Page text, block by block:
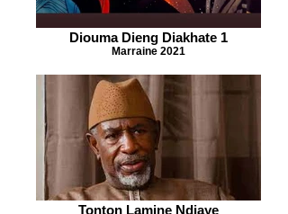
Diouma Dieng Diakhate 1
Marraine 2021
Tonton Lamine Ndiaye